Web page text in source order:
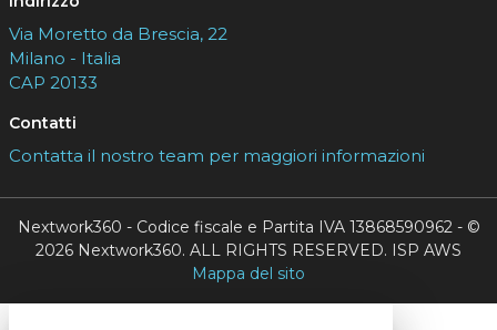
Via Moretto da Brescia, 22
Milano - Italia
CAP 20133
Contatti
Contatta il nostro team per maggiori informazioni
Nextwork360 - Codice fiscale e Partita IVA 13868590962 - ©
2026 Nextwork360. ALL RIGHTS RESERVED. ISP AWS
Mappa del sito